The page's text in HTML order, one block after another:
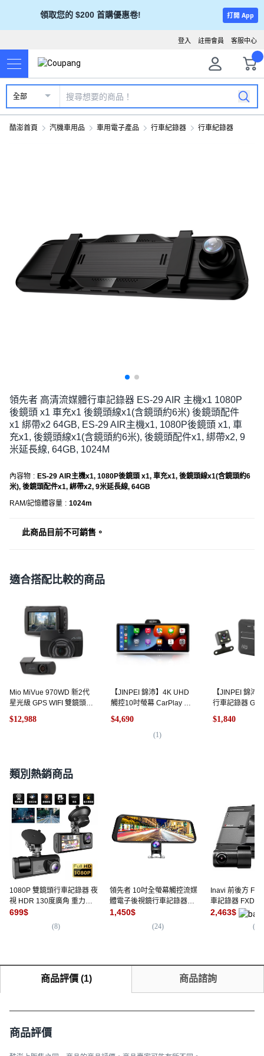
領取您的 $200 首購優惠卷! 打開 App
客服中心
註冊會員
登入
全部
酷澎首頁 汽機車用品 車用電子產品 行車紀錄器 行車紀錄器
領先者 高清流媒體行車記錄器 ES-29 AIR 主機x1 1080P
後鏡頭 x1 車充x1 後鏡頭線x1(含鏡頭約6米) 後鏡頭配件
x1 綁帶x2 64GB, ES-29 AIR主機x1, 1080P後鏡頭 x1, 車
充x1, 後鏡頭線x1(含鏡頭約6米), 後鏡頭配件x1, 綁帶x2, 9
米延長線, 64GB, 1024M
內容物 : ES-29 AIR主機x1, 1080P後鏡頭 x1, 車充x1, 後鏡頭線x1(含鏡頭約6
米), 後鏡頭配件x1, 綁帶x2, 9米延長線, 64GB
RAM/記憶體容量 : 1024m
此商品目前不可銷售。
適合搭配比較的商品
Mio MiVue 970WD 新2代
星光級 GPS WIFI 雙鏡頭行
車記錄器, 含安裝+主機+記
憶卡, 64GB
$12,988
【JINPEI 錦沛】4K UHD
觸控10吋螢幕 CarPlay 電
子後視鏡 行車紀錄器, JD-
18B, 256GB 記憶卡,
$4,690
(1)
【JINPEI 錦沛
行車記錄器
前後雙鏡頭 倒
1080P Full HD,
$1,840
類別熱銷商品
1080P 雙鏡頭行車記錄器 夜
視 HDR 130度廣角 重力感
應 循環錄影 雙鏡頭行車記錄
器 記憶卡 循環錄影 停車監
699$
(8)
領先者 10吋全螢幕觸控流媒
體電子後視鏡行車記錄器
(前後雙錄1080P GPS測速
1,450$
(24)
Inavi 前後方
車記錄器
2,463$
(
商品評價(1) 商品諮詢
商品評價